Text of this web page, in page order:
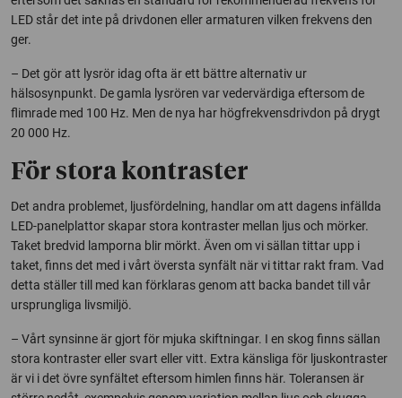
LED står det inte på drivdonen eller armaturen vilken frekvens den
ger.
– Det gör att lysrör idag ofta är ett bättre alternativ ur
hälsosynpunkt. De gamla lys­rören var vedervärdiga eftersom de
flimrade med 100 Hz. Men de nya har högfrekvensdrivdon på drygt
20 000 Hz.
För stora kontraster
Det andra problemet, ljusfördelning, handlar om att dagens infällda
LED-panelplattor skapar stora kontraster mellan ljus och mörker.
Taket bredvid lamporna blir mörkt. Även om vi sällan tittar upp i
taket, finns det med i vårt översta synfält när vi tittar rakt fram. Vad
detta ställer till med kan förklaras genom att backa bandet till vår
ursprungliga livsmiljö.
– Vårt synsinne är gjort för mjuka skiftningar. I en skog finns sällan
stora kontraster eller svart eller vitt. Extra känsliga för ljuskontraster
är vi i det övre synfältet eftersom himlen finns här. Toleransen är